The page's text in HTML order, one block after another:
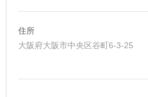
住所
大阪府大阪市中央区谷町6-3-25